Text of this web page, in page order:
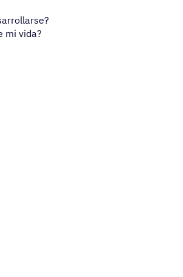
mi vida?